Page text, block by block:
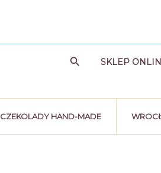
SzukajSKLEP
CZEKOLADY HAND-MADE